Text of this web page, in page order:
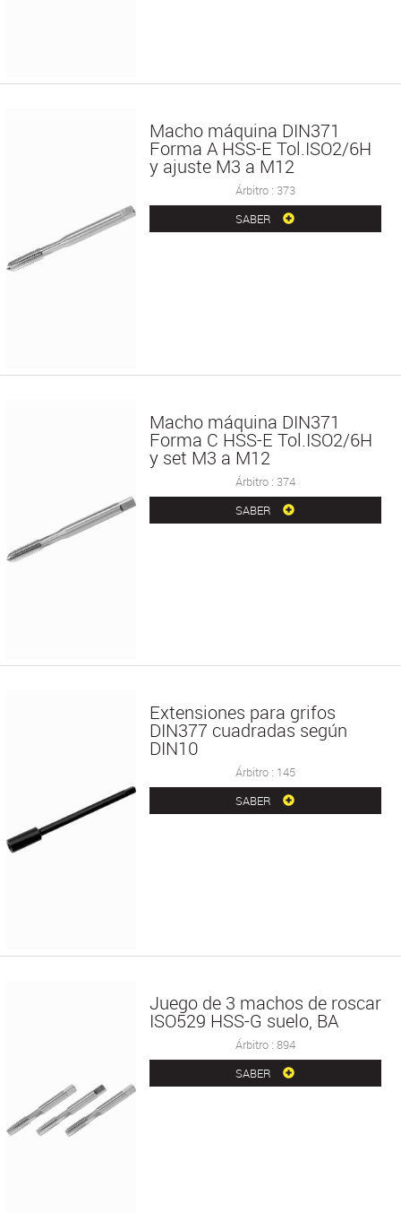
Macho máquina DIN371
Forma A HSS-E Tol.ISO2/6H
y ajuste M3 a M12
Árbitro : 373
SABER
Macho máquina DIN371
Forma C HSS-E Tol.ISO2/6H
y set M3 a M12
Árbitro : 374
SABER
Extensiones para grifos
DIN377 cuadradas según
DIN10
Árbitro : 145
SABER
Juego de 3 machos de roscar
ISO529 HSS-G suelo, BA
Árbitro : 894
SABER